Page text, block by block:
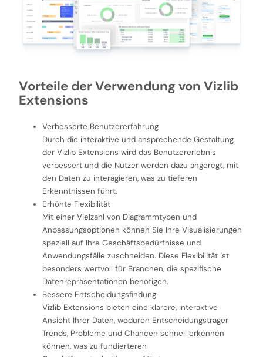
Vorteile der Verwendung von Vizlib
Extensions
Verbesserte Benutzererfahrung
Durch die interaktive und ansprechende Gestaltung
der Vizlib Extensions wird das Benutzererlebnis
verbessert und die Nutzer werden dazu angeregt, mit
den Daten zu interagieren, was zu tieferen
Erkenntnissen führt.
Erhöhte Flexibilität
Mit einer Vielzahl von Diagrammtypen und
Anpassungsoptionen können Sie Ihre Visualisierungen
speziell auf Ihre Geschäftsbedürfnisse und
Anwendungsfälle zuschneiden. Diese Flexibilität ist
besonders wertvoll für Branchen, die spezifische
Datenrepräsentationen benötigen.
Bessere Entscheidungsfindung
Vizlib Extensions bieten eine klarere, interaktive
Ansicht Ihrer Daten, wodurch Entscheidungsträger
Trends, Probleme und Chancen schnell erkennen
können, was zu fundierteren